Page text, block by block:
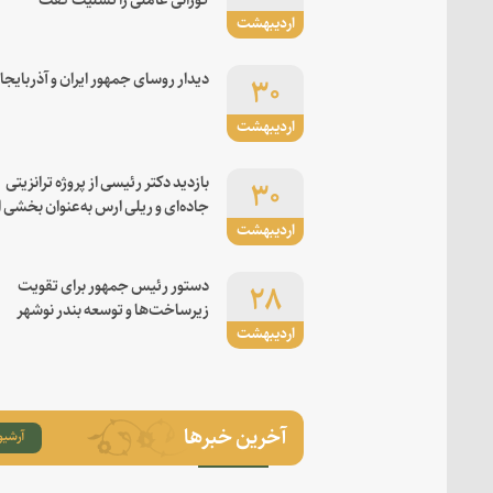
اردیبهشت
اردیبهشت
۳۰ دیدار روسای جمهور ایران و
اردیبهشت
۳۰
بازدید دکتر رئیسی از پروژه ترانزیتی
جاده‌ای و ریلی ارس به‌عنوان بخشی
اردیبهشت
۲۸
دستور رئیس جمهور برای تقویت
زیرساخت‌ها و توسعه بندر نوشهر
آخرین خبرها